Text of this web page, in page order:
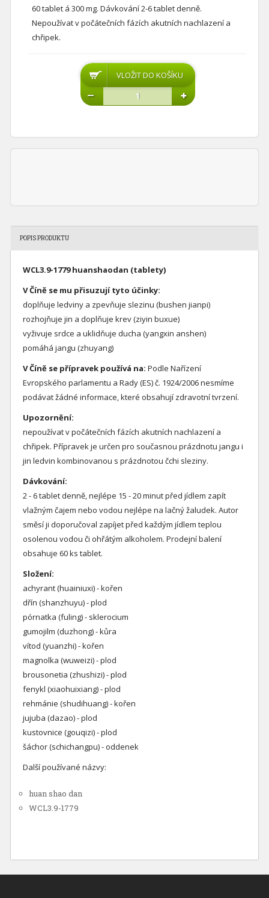
60 tablet á 300 mg. Dávkování 2-6 tablet denně.
Nepoužívat v počátečních fázích akutních nachlazení a
chřipek.
POPIS PRODUKTU
WCL3.9-1779 huanshaodan (tablety)
V Číně se mu přisuzují tyto účinky:
doplňuje ledviny a zpevňuje slezinu (bushen jianpi)
rozhojňuje jin a doplňuje krev (ziyin buxue)
vyživuje srdce a uklidňuje ducha (yangxin anshen)
pomáhá jangu (zhuyang)
V Číně se přípravek používá na: Podle Nařízení
Evropského parlamentu a Rady (ES) č. 1924/2006 nesmíme
podávat žádné informace, které obsahují zdravotní tvrzení.
Upozornění:
nepoužívat v počátečních fázích akutních nachlazení a
chřipek. Přípravek je určen pro současnou prázdnotu jangu i
jin ledvin kombinovanou s prázdnotou čchi sleziny.
Dávkování:
2 - 6 tablet denně, nejlépe 15 - 20 minut před jídlem zapít
vlažným čajem nebo vodou nejlépe na lačný žaludek. Autor
směsí ji doporučoval zapíjet před každým jídlem teplou
osolenou vodou či ohřátým alkoholem. Prodejní balení
obsahuje 60 ks tablet.
Složení:
achyrant (huainiuxi) - kořen
dřín (shanzhuyu) - plod
pórnatka (fuling) - sklerocium
gumojilm (duzhong) - kůra
vítod (yuanzhi) - kořen
magnolka (wuweizi) - plod
brousonetia (zhushizi) - plod
fenykl (xiaohuixiang) - plod
rehmánie (shudihuang) - kořen
jujuba (dazao) - plod
kustovnice (gouqizi) - plod
šáchor (schichangpu) - oddenek
Další používané názvy:
huan shao dan
WCL3.9-1779